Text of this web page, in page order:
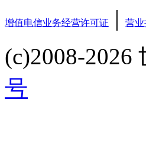
增值电信业务经营许可证 | 营业
(c)2008-2026
号